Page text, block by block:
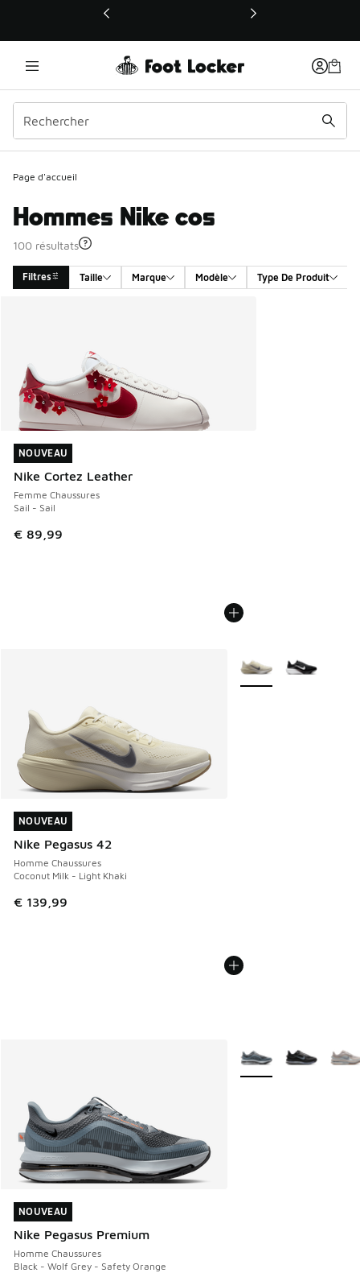
Ce lien ouvrira une nouvelle fenêtre
Page d'accueil
Hommes Nike cos
100 résultats
Filtres Taille Marque Modèle Type De Produit
NOUVEAU
Nike Cortez Leather
Femme Chaussures
Sail - Sail
€ 89,99
NOUVEAU
NOUVEAU
Nike Pegasus 42
Homme Chaussures
Coconut Milk - Light Khaki
€ 139,99
NOUVEAU
Plus de couleurs
NOUVEAU
Nike Pegasus Premium
Homme Chaussures
Black - Wolf Grey - Safety Orange
NOUVEAU
Plus de couleurs